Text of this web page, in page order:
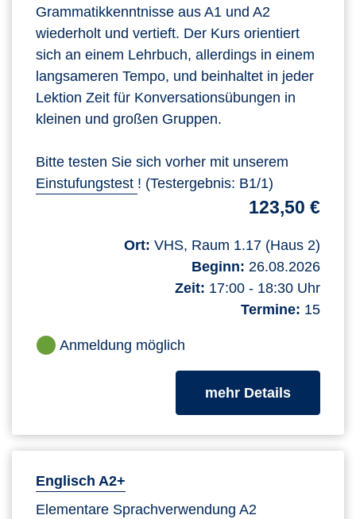
Grammatikkenntnisse aus A1 und A2
wiederholt und vertieft. Der Kurs orientiert
sich an einem Lehrbuch, allerdings in einem
langsameren Tempo, und beinhaltet in jeder
Lektion Zeit für Konversationsübungen in
kleinen und großen Gruppen.
Bitte testen Sie sich vorher mit unserem
Einstufungstest ! (Testergebnis: B1/1)
123,50 €
Ort: VHS, Raum 1.17 (Haus 2)
Beginn: 26.08.2026
Zeit: 17:00 - 18:30 Uhr
Termine: 15
Anmeldung möglich
mehr Detailszum
Englisch A2+
Elementare Sprachverwendung A2